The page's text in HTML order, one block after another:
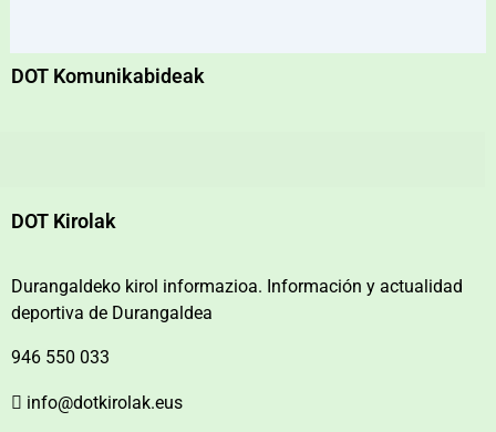
DOT Komunikabideak
DOT Kirolak
Durangaldeko kirol informazioa. Información y actualidad
deportiva de Durangaldea
946 550 033
info@dotkirolak.eus